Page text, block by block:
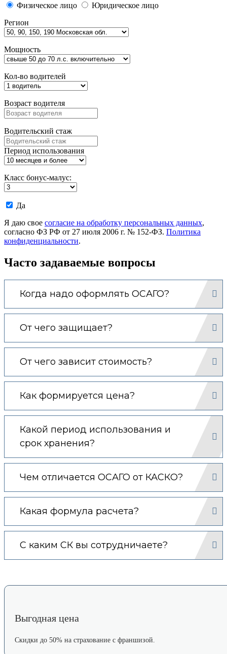
Физическое лицо
Юридическое лицо
Регион
Мощность
Кол-во водителей
Возраст водителя
Водительский стаж
Период использования
Класс бонус-малус:
Даю
на
обработку
моих
данных.
Да
Я даю свое согласие на обработку персональных данных,
согласно ФЗ РФ от 27 июля 2006 г. № 152-ФЗ. Политика
конфиденциальности.
Часто задаваемые вопросы
Когда надо оформлять ОСАГО?
От чего защищает?
От чего зависит стоимость?
Как формируется цена?
Какой период использования и
срок хранения?
Чем отличается ОСАГО от КАСКО?
Какая формула расчета?
С каким СК вы сотрудничаете?
Выгодная цена
Скидки до 50% на страхование с франшизой.